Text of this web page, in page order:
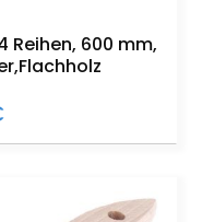
Reihen, 600 mm,